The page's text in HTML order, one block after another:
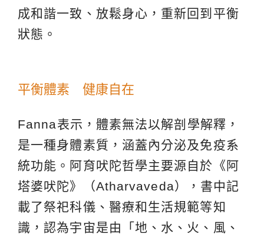
成和諧一致、放鬆身心，重新回到平衡
狀態。
平衡體素 健康自在
Fanna表示，體素無法以解剖學解釋，
是一種身體素質，涵蓋內分泌及免疫系
統功能。阿育吠陀哲學主要源自於《阿
塔婆吠陀》（Atharvaveda），書中記
載了祭祀科儀、醫療和生活規範等知
識，認為宇宙是由「地、水、火、風、